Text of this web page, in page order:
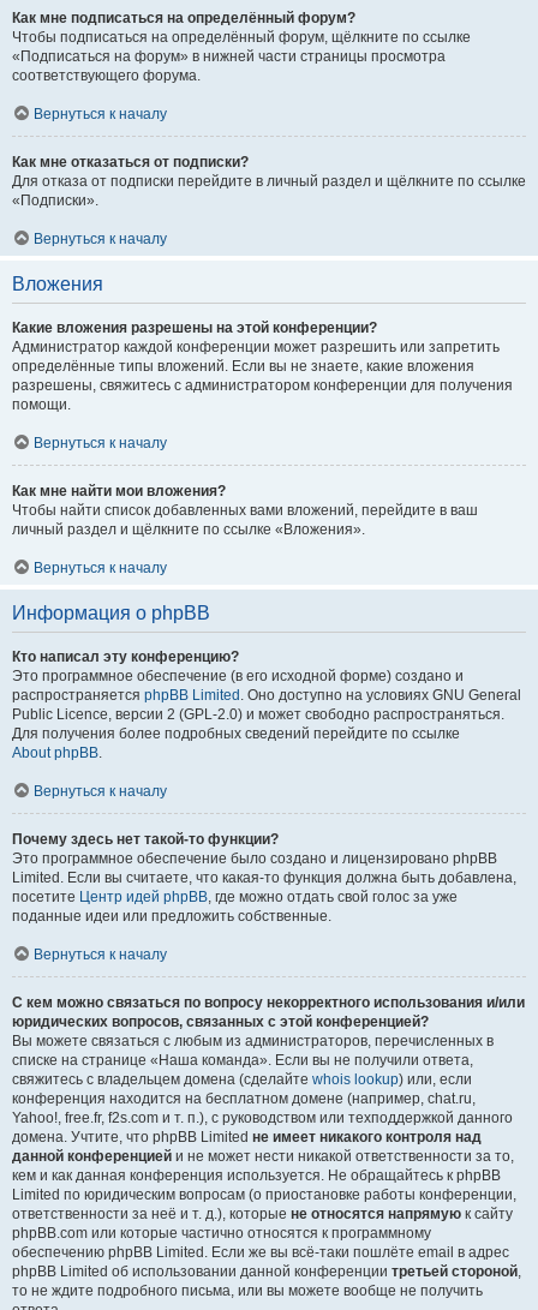
Как мне подписаться на определённый форум?
Чтобы подписаться на определённый форум, щёлкните по ссылке
«Подписаться на форум» в нижней части страницы просмотра
соответствующего форума.
Вернуться к началу
Как мне отказаться от подписки?
Для отказа от подписки перейдите в личный раздел и щёлкните по ссылке
«Подписки».
Вернуться к началу
Вложения
Какие вложения разрешены на этой конференции?
Администратор каждой конференции может разрешить или запретить
определённые типы вложений. Если вы не знаете, какие вложения
разрешены, свяжитесь с администратором конференции для получения
помощи.
Вернуться к началу
Как мне найти мои вложения?
Чтобы найти список добавленных вами вложений, перейдите в ваш
личный раздел и щёлкните по ссылке «Вложения».
Вернуться к началу
Информация о phpBB
Кто написал эту конференцию?
Это программное обеспечение (в его исходной форме) создано и
распространяется phpBB Limited . Оно доступно на условиях GNU General
Public Licence, версии 2 (GPL-2.0) и может свободно распространяться.
Для получения более подробных сведений перейдите по ссылке
About phpBB.
Вернуться к началу
Почему здесь нет такой-то функции?
Это программное обеспечение было создано и лицензировано phpBB
Limited. Если вы считаете, что какая-то функция должна быть добавлена,
посетите Центр идей phpBB, где можно отдать свой голос за уже
поданные идеи или предложить собственные.
Вернуться к началу
С кем можно связаться по вопросу некорректного использования и/или
юридических вопросов, связанных с этой конференцией?
Вы можете связаться с любым из администраторов, перечисленных в
списке на странице «Наша команда». Если вы не получили ответа,
свяжитесь с владельцем домена (сделайте whois lookup) или, если
конференция находится на бесплатном домене (например, chat.ru,
Yahoo!, free.fr, f2s.com и т. п.), с руководством или техподдержкой данного
домена. Учтите, что phpBB Limited не имеет никакого контроля над
данной конференцией и не может нести никакой ответственности за то,
кем и как данная конференция используется. Не обращайтесь к phpBB
Limited по юридическим вопросам (о приостановке работы конференции,
ответственности за неё и т. д.), которые не относятся напрямую к сайту
phpBB.com или которые частично относятся к программному
обеспечению phpBB Limited. Если же вы всё-таки пошлёте email в адрес
phpBB Limited об использовании данной конференции третьей стороной,
то не ждите подробного письма, или вы можете вообще не получить